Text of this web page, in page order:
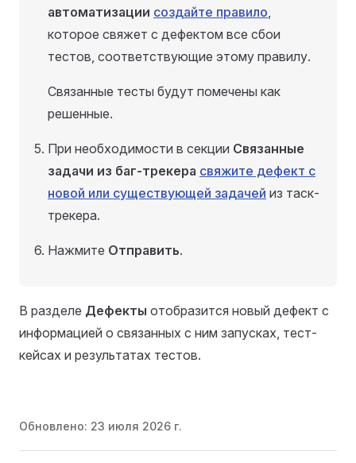
автоматизации создайте правило,
которое свяжет с дефектом все сбои
тестов, соответствующие этому правилу.
Связанные тесты будут помечены как
решенные.
При необходимости в секции Связанные
задачи из баг-трекера свяжите дефект с
новой или существующей задачей из таск-
трекера.
Нажмите Отправить.
В разделе Дефекты отобразится новый дефект с
информацией о связанных с ним запусках, тест-
кейсах и результатах тестов.
Обновлено: 23 июля 2026 г.